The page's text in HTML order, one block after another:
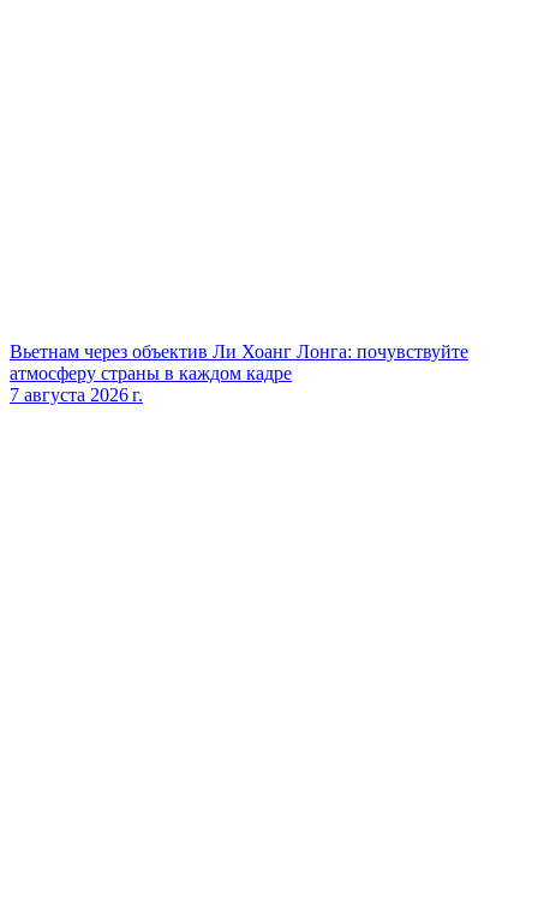
Вьетнам через объектив Ли Хоанг Лонга: почувствуйте
атмосферу страны в каждом кадре
7 августа 2026 г.